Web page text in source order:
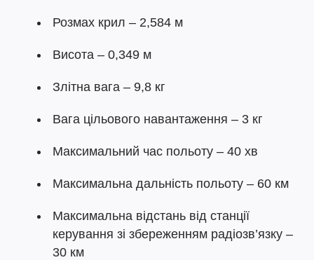
Розмах крил – 2,584 м
Висота – 0,349 м
Злітна вага – 9,8 кг
Вага цільового навантаження – 3 кг
Максимальний час польоту – 40 хв
Максимальна дальність польоту – 60 км
Максимальна відстань від станції
керування зі збереженням радіозв’язку –
30 км